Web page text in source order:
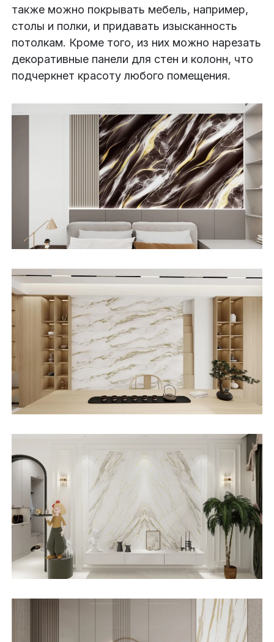
также можно покрывать мебель, например,
столы и полки, и придавать изысканность
потолкам. Кроме того, из них можно нарезать
декоративные панели для стен и колонн, что
подчеркнет красоту любого помещения.